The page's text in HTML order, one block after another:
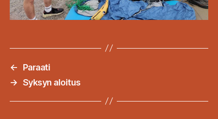
←
Paraati
→ Syksyn aloitus